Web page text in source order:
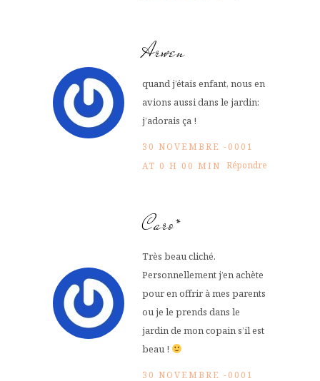
Arwen
quand j’étais enfant, nous en
avions aussi dans le jardin:
j’adorais ça !
30 NOVEMBRE -0001
AT 0 H 00 MIN Répondre
Caro*
Très beau cliché.
Personnellement j’en achète
pour en offrir à mes parents
ou je le prends dans le
jardin de mon copain s’il est
beau !
30 NOVEMBRE -0001